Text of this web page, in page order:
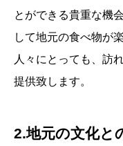
とができる貴重な機
して地元の食べ物が
人々にとっても、訪
提供致します。
2.地元の文化と